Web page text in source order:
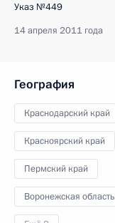
Указ №449
14 апреля 2011 года
География
Краснодарский край
Красноярский край
Пермский край
Воронежская область